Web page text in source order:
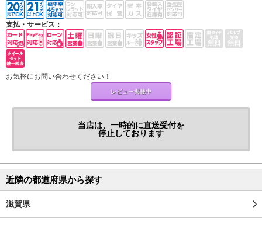
支払・サービス：
お気軽にお問い合わせください！
レビュー掲載中
当店は、一時的に直送受付を
停止しております
近隣の都道府県から探す
滋賀県